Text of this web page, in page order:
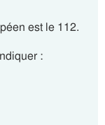
est le 112.
: